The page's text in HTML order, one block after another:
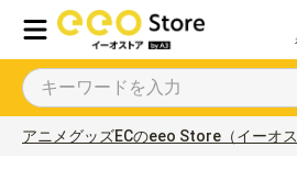
アニメグッズECのeeo Store（イーオス